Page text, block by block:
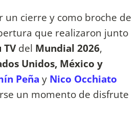
un cierre y como broche de
que realizaron junto
TVdel Mundial 2026,
Unidos, México y
Peña y Nico Occhiato
un momento de disfrute